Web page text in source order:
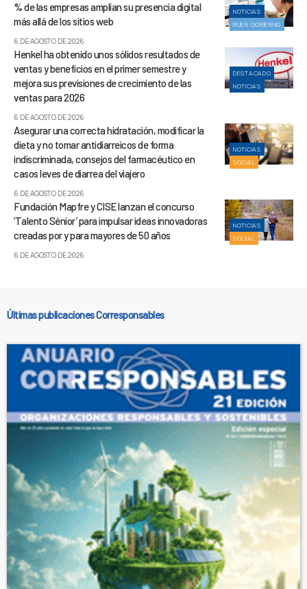
NOTICIAS
BUEN GOBIERNO
% de las empresas amplían su presencia digital
más allá de los sitios web
6 DE AGOSTO DE 2026
DESTACADO
NOTICIAS
Henkel ha obtenido unos sólidos resultados de
ventas y beneficios en el primer semestre y
mejora sus previsiones de crecimiento de las
ventas para 2026
6 DE AGOSTO DE 2026
NOTICIAS
SOCIAL
Asegurar una correcta hidratación, modificar la
dieta y no tomar antidiarreicos de forma
indiscriminada, consejos del farmacéutico en
casos leves de diarrea del viajero
6 DE AGOSTO DE 2026
NOTICIAS
SOCIAL
Fundación Mapfre y CISE lanzan el concurso
‘Talento Sénior’ para impulsar ideas innovadoras
creadas por y para mayores de 50 años
6 DE AGOSTO DE 2026
Últimas publicaciones Corresponsables